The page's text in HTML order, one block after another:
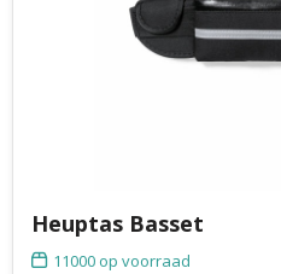
Heuptas Basset
11000op voorraad